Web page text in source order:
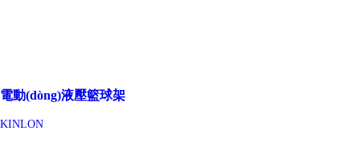
電動(dòng)液壓籃球架
KINLON